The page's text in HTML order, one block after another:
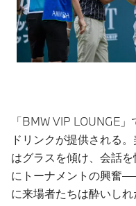
「BMW VIP LOUNGE
ドリンクが提供される
はグラスを傾け、会話
にトーナメントの興奮
に来場者たちは酔いしれ